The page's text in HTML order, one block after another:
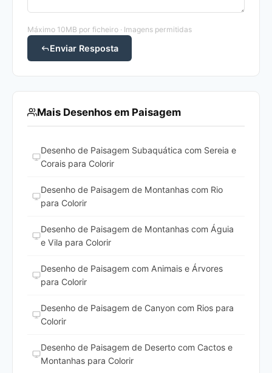
Máximo 10MB por ficheiro · Imagens permitidas
Enviar Resposta
Mais Desenhos em Paisagem
Desenho de Paisagem Subaquática com Sereia e
Corais para Colorir
Desenho de Paisagem de Montanhas com Rio
para Colorir
Desenho de Paisagem de Montanhas com Águia
e Vila para Colorir
Desenho de Paisagem com Animais e Árvores
para Colorir
Desenho de Paisagem de Canyon com Rios para
Colorir
Desenho de Paisagem de Deserto com Cactos e
Montanhas para Colorir